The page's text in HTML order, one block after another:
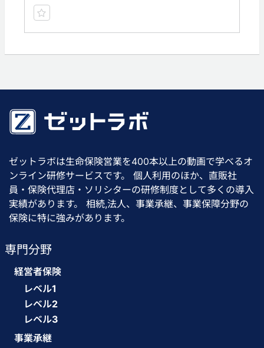
ゼットラボは生命保険営業を400本以上の動画で学べるオ
ンライン研修サービスです。 個人利用のほか、直販社
員・保険代理店・ソリシターの研修制度として多くの導入
実績があります。 相続,法人、事業承継、事業保障分野の
保険に特に強みがあります。
専門分野
経営者保険
レベル1
レベル2
レベル3
事業承継